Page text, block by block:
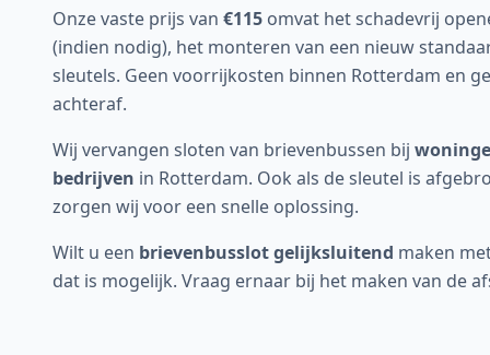
Onze vaste prijs van €115 omvat het schadevrij
(indien nodig), het monteren van een nieuw
sleutels. Geen voorrijkosten binnen Rotterdam en
achteraf.
Wij vervangen sloten van brievenbussen bij
bedrijven in Rotterdam. Ook als de sleutel is
zorgen wij voor een snelle oplossing.
Wilt u een brievenbusslot gelijksluitend maken
dat is mogelijk. Vraag ernaar bij het maken van de